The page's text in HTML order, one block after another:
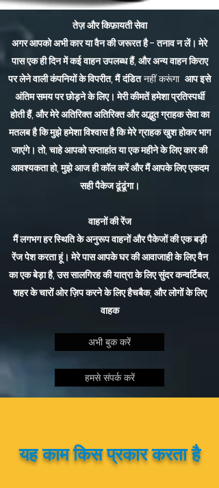
तेज़ और किफ़ायती सेवा
अगर आपको अभी कार या वैन की जरूरत है - तनाव न लें। मेरे
पास एक ही दिन में कई वाहन उपलब्ध हैं, और अन्य वाहन किराए
पर लेने वाली कंपनियों के विपरीत, मैं दंडितनहीं करूंगा आप इसे
अंतिम समय पर छोड़ने के लिए। मेरी कीमतें हमेशा प्रतिस्पर्धी
होती हैं, और मेरे अतिरिक्त अतिरिक्त और अद्भुत ग्राहक सेवा का
मतलब है कि मुझे हमेशा विश्वास है कि मेरे ग्राहक खुश होकर भाग
जाएंगे। तो, चाहे आपको सप्ताहांत या एक महीने के लिए कार की
आवश्यकता हो, मुझे आज ही कॉल करें और मैं आपके लिए एकदम
सही पैकेज ढूंढूंगा।
वाहनों की रेंज
मैं लगभग हर स्थिति के अनुरूप वाहनों और पैकेजों की एक बड़ी
रेंज पेश करता हूं। मेरे पास आपके घर की आवाजाही के लिए वैन
का एक बेड़ा है, उस सालगिरह की यात्रा के लिए सुंदर कन्वर्टिबल,
शहर के चारों ओर ज़िप करने के लिए हैचबैक, और लोगों के लिए
वाहक
अभी बुक करें
हमसे संपर्क करें
यह काम किस प्रकार करता है